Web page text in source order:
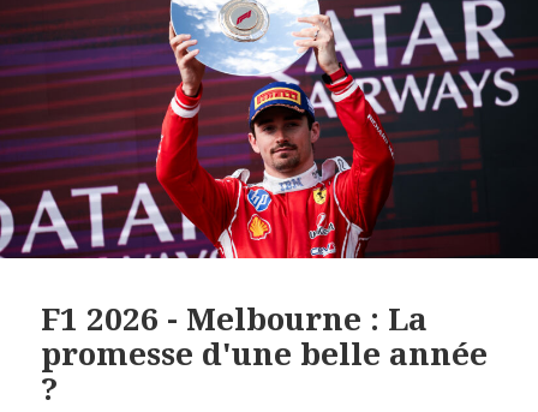
F1 2026 - Melbourne : La
promesse d'une belle année
?